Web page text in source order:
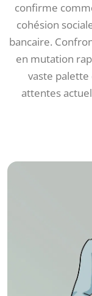
confirme
cohésion
bancaire.
en mutation
vaste palette
attentes